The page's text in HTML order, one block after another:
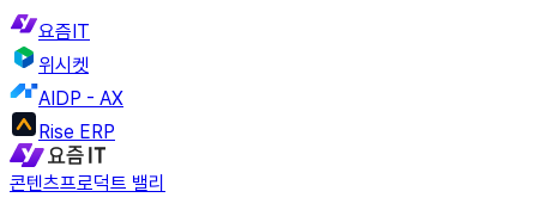
요즘IT
위시켓
AIDP - AX
Rise ERP
콘텐츠프로덕트 밸리